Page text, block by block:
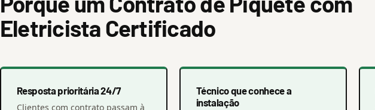
Eletricista Certificado
Resposta prioritária 24/7
Clientes com contrato passam à
Técnico que conhece a
instalação